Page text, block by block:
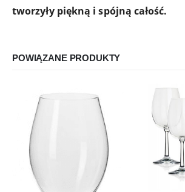
tworzyły piękną i spójną całość.
POWIĄZANE PRODUKTY